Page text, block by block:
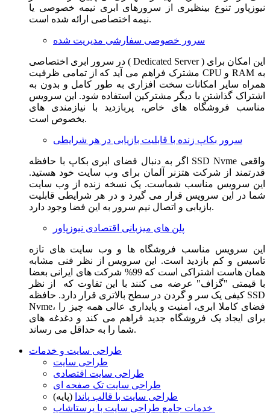
نیوزپاور تنوع بینظیری از سرورهای ابری نیمه خصوصی یا
نیمه اختصاصی ارائه شده است.
سرور خصوصی سفارشی مدیریت شده
در سرور ابری اختصاصی ( Dedicated Server ) این امکان برای
مشترک فراهم می آید که از تمامی ظرفیت CPU و RAM به
همراه سایر امکانات سخت افزاری به طور کامل و بدون به
اشتراک گذاشتن با دیگر مشترکین استفاده شود. این سرویس
مناسب فروشگاه های خاص، پربازدید با نیازمندی های
بخصوص است.
سرور بکاپ زنده با قابلیت بازیابی در هر شرایطی
اگر به دنبال فضای ابری بکاپ با حافظه SSD Nvme واقعی
قدرتمند از شرکت هتزنر آلمان برای وب سایت خود هستید.
این سرویس مناسب شماست. یک نسخه زنده از وب سایت
شما در این سرویس قرار می گیرد و در هر شرایطی قابلیت
بازیابی و اتصال نیم سرور به این فضا وجود دارد.
پلن های میزبانی اقتصادی نیوزپاور
این سرویس مناسب فروشگاه ها و وب سایت های تازه
تاسیس و کم بازدید است. این سرویس از نظر فنی مشابه
همان هاست اشتراکی است که 99% شرکت های ایرانی بعضا
با قیمتی "گزاف" عرضه می کنند با این تفاوت که از نظر
کیفی یک سر و گردن در سطح بالاتری قرار دارد. حافظه SSD
Nvme، فضای کاملا ابری، امنیت و پایداری عالی همه چیز را
برای ایجاد یک فروشگاه جدید فراهم می کند و دغدغه های
شما را به حداقل می رساند.
طراحی سایت و خدمات
طراحی سایت
طراحی سایت اقتصادی
طراحی سایت تک صفحه ای
طراحی سایت با قالب پاندا (پایه)